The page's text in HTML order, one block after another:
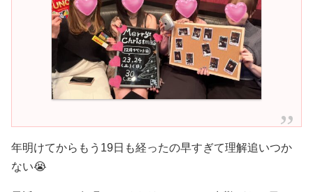
年明けてからもう19日も経ったの早すぎて理解追いつか
ない😭